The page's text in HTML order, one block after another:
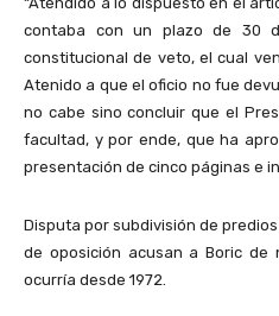
contaba con un plazo de 30
constitucional de veto, el cual
Atenido a que el oficio no fue
no cabe sino concluir que el
facultad, y por ende, que ha
presentación de cinco páginas e
Disputa por subdivisión de
de oposición acusan a Boric de
ocurría desde 1972.